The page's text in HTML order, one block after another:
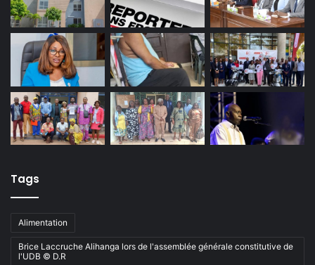
Tags
Alimentation
Brice Laccruche Alihanga lors de l'assemblée générale constitutive de
l'UDB © D.R